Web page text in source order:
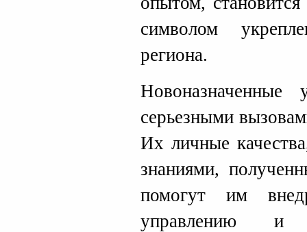
символом
региона.
Новоназначенные
серьезными
Их личные
знаниями,
помогут им
управлению и